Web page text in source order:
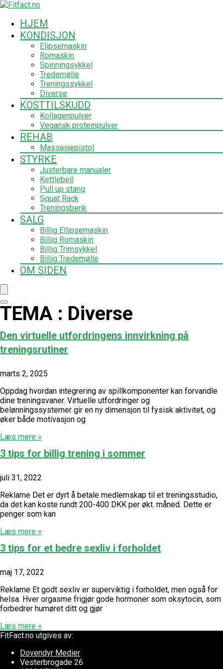
HJEM
KONDISJON
Elipsemaskin
Romaskin
Spinningsykkel
Tredemølle
Treningssykkel
Diverse
KOSTTILSKUDD
Kollagenpulver
Vegansk proteinpulver
REHAB
Massasjepistol
STYRKE
Justerbare manualer
Kettlebell
Pull up stang
Squat Rack
Treningsbenk
SALG
Billig Ellipsemaskin
Billig Romaskin
Billig Trimsykkel
Billig Tredemølle
OM SIDEN
TEMA : Diverse
Den virtuelle utfordringens innvirkning på
treningsrutiner
marts 2, 2025
Oppdag hvordan integrering av spillkomponenter kan forvandle
dine treningsvaner. Virtuelle utfordringer og
belønningssystemer gir en ny dimensjon til fysisk aktivitet, og
øker både motivasjon og
Læs mere »
3 tips for billig trening i sommer
juli 31, 2022
Reklame Det er dyrt å betale medlemskap til et treningsstudio,
da det kan koste rundt 200-400 DKK per økt. måned. Dette er
penger som kan
Læs mere »
3 tips for et bedre sexliv i forholdet
maj 17, 2022
Reklame Et godt sexliv er superviktig i forholdet, men også for
helsa. Hver orgasme frigjør gode hormoner som oksytocin, som
forbedrer humøret ditt og gjør
Læs mere »
FitFact.no utgives av:
Dovendyr Medier
Vesterbrogade 26